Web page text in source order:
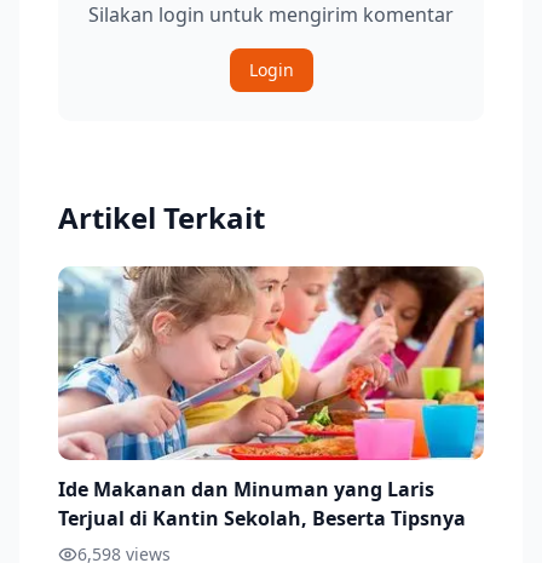
Silakan login untuk mengirim komentar
Login
Artikel Terkait
Ide Makanan dan Minuman yang Laris
Terjual di Kantin Sekolah, Beserta Tipsnya
6,598 views